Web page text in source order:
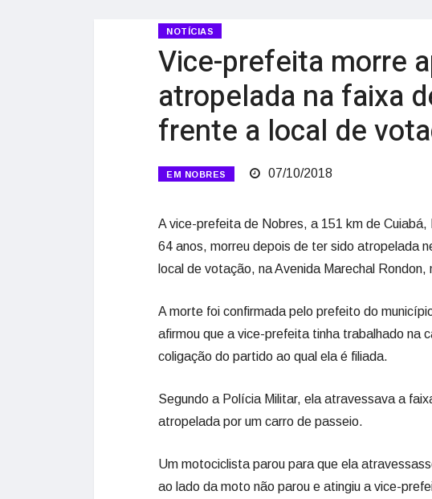
NOTÍCIAS
Vice-prefeita morre
atropelada na faixa
frente a local de
EM NOBRES 07/10/2018
A vice-prefeita de Nobres, a 151 km de
64 anos, morreu depois de ter sido atropelada
local de votação, na Avenida Marechal Rondon,
A morte foi confirmada pelo prefeito do
afirmou que a vice-prefeita tinha trabalhado na
coligação do partido ao qual ela é filiada.
Segundo a Polícia Militar, ela atravessava a
atropelada por um carro de passeio.
Um motociclista parou para que ela
ao lado da moto não parou e atingiu a vice-